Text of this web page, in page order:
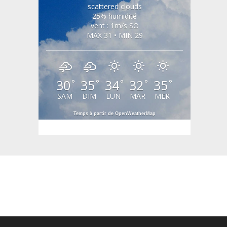
scattered clouds
25% humidité
vent : 1m/s SO
MAX 31 • MIN 29
30°
SAM
35°
DIM
34°
LUN
32 °
MAR
35 °
MER
Temps à partir de OpenWeatherMap